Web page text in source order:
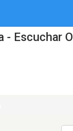
- Escuchar